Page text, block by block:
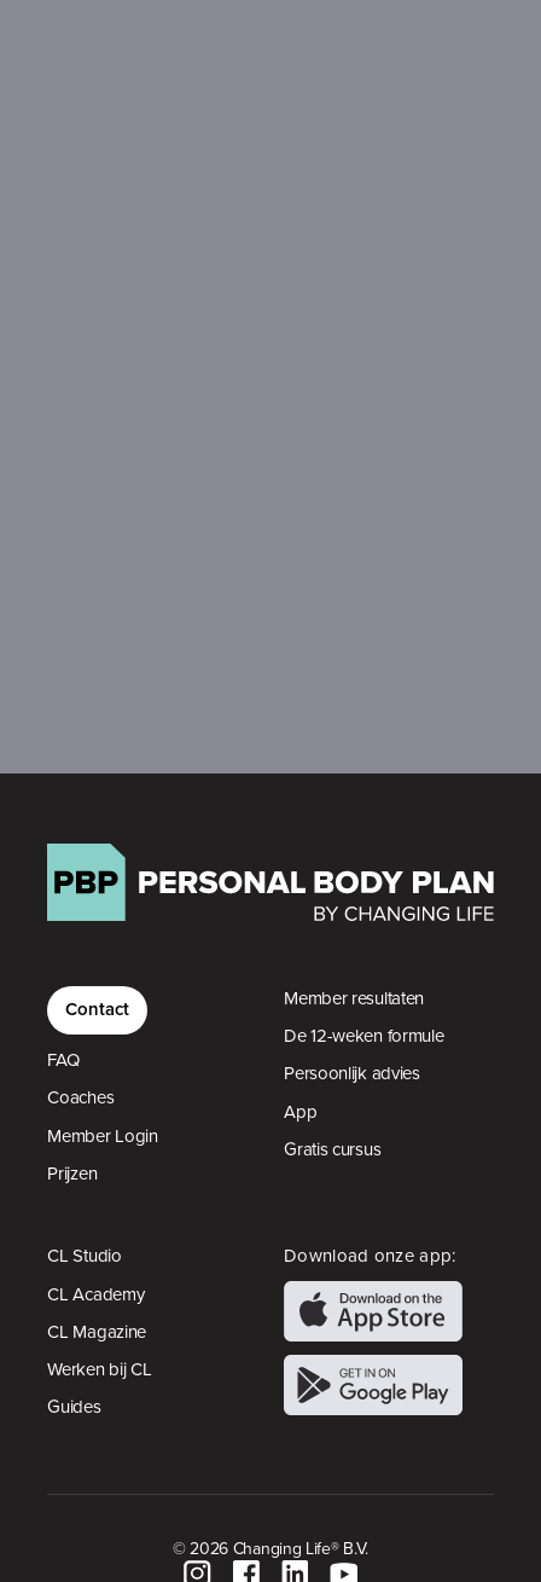
Contact
FAQ
Coaches
Member Login
Prijzen
Member resultaten
De 12-weken formule
Persoonlijk advies
App
Gratis cursus
CL Studio
CL Academy
CL Magazine
Werken bij CL
Guides
Download onze app:
© 2026 Changing Life® B.V.